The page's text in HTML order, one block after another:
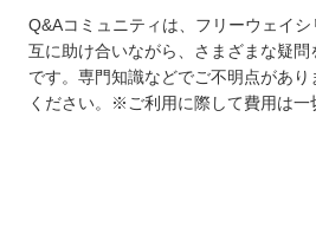
Q&Aコミュニティは、フリーウェイ
互に助け合いながら、さまざまな疑問
です。専門知識などでご不明点があ
ください。※ご利用に際して費用は一